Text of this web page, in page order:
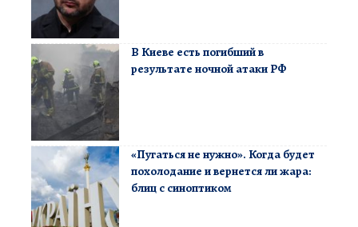
В Киеве есть погибший в
результате ночной атаки РФ
«Пугаться не нужно». Когда будет
похолодание и вернется ли жара:
блиц с синоптиком